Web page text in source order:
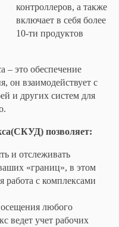
контроллеров, а также
включает в себя более
10-ти продуктов
– это обеспечение
он взаимодействует с
и других систем для
позволяет:
и отслеживать
«границ», в этом
работа с комплексами
любого
ведет учет рабочих